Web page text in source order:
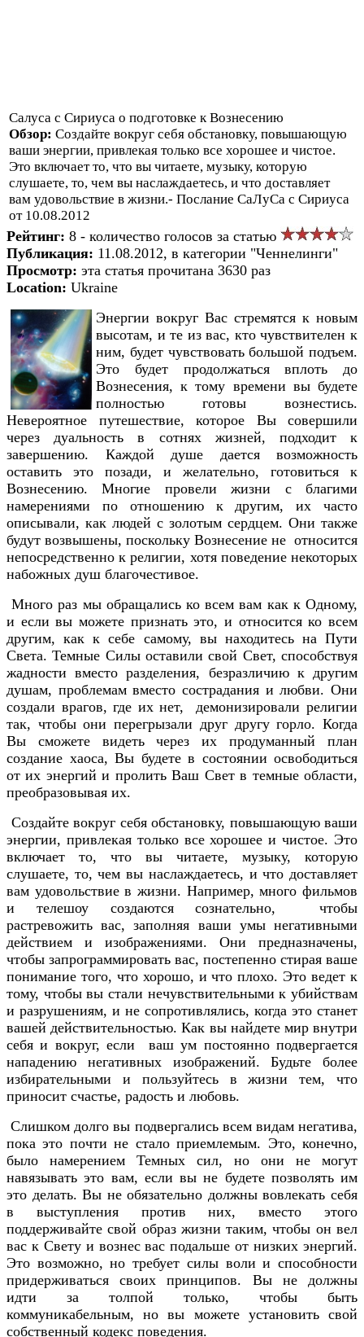
Салуса с Сириуса о подготовке к Вознесению
Обзор: Создайте вокруг себя обстановку, повышающую
ваши энергии, привлекая только все хорошее и чистое.
Это включает то, что вы читаете, музыку, которую
слушаете, то, чем вы наслаждаетесь, и что доставляет
вам удовольствие в жизни.- Послание СаЛуСа с Сириуса
от 10.08.2012
Рейтинг: 8 - количество голосов за статью
Публикация: 11.08.2012, в категории "Ченнелинги"
Просмотр: эта статья прочитана 3630 раз
Location: Ukraine
Энергии вокруг Вас стремятся к новым
высотам, и те из вас, кто чувствителен к
ним, будет чувствовать большой подъем.
Это будет продолжаться вплоть до
Вознесения, к тому времени вы будете
полностью готовы вознестись.
Невероятное путешествие, которое Вы совершили
через дуальность в сотнях жизней, подходит к
завершению. Каждой душе дается возможность
оставить это позади, и желательно, готовиться к
Вознесению. Многие провели жизни с благими
намерениями по отношению к другим, их часто
описывали, как людей с золотым сердцем. Они также
будут возвышены, поскольку Вознесение не относится
непосредственно к религии, хотя поведение некоторых
набожных душ благочестивое.
Много раз мы обращались ко всем вам как к Одному,
и если вы можете признать это, и относится ко всем
другим, как к себе самому, вы находитесь на Пути
Света. Темные Силы оставили свой Свет, способствуя
жадности вместо разделения, безразличию к другим
душам, проблемам вместо сострадания и любви. Они
создали врагов, где их нет, демонизировали религии
так, чтобы они перегрызали друг другу горло. Когда
Вы сможете видеть через их продуманный план
создание хаоса, Вы будете в состоянии освободиться
от их энергий и пролить Ваш Свет в темные области,
преобразовывая их.
Создайте вокруг себя обстановку, повышающую ваши
энергии, привлекая только все хорошее и чистое. Это
включает то, что вы читаете, музыку, которую
слушаете, то, чем вы наслаждаетесь, и что доставляет
вам удовольствие в жизни. Например, много фильмов
и телешоу создаются сознательно, чтобы
растревожить вас, заполняя ваши умы негативными
действием и изображениями. Они предназначены,
чтобы запрограммировать вас, постепенно стирая ваше
понимание того, что хорошо, и что плохо. Это ведет к
тому, чтобы вы стали нечувствительными к убийствам
и разрушениям, и не сопротивлялись, когда это станет
вашей действительностью. Как вы найдете мир внутри
себя и вокруг, если ваш ум постоянно подвергается
нападению негативных изображений. Будьте более
избирательными и пользуйтесь в жизни тем, что
приносит счастье, радость и любовь.
Слишком долго вы подвергались всем видам негатива,
пока это почти не стало приемлемым. Это, конечно,
было намерением Темных сил, но они не могут
навязывать это вам, если вы не будете позволять им
это делать. Вы не обязательно должны вовлекать себя
в выступления против них, вместо этого
поддерживайте свой образ жизни таким, чтобы он вел
вас к Свету и вознес вас подальше от низких энергий.
Это возможно, но требует силы воли и способности
придерживаться своих принципов. Вы не должны
идти за толпой только, чтобы быть
коммуникабельным, но вы можете установить свой
собственный кодекс поведения.